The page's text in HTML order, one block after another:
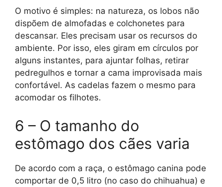
O motivo é simples: na natureza, os lobos não
dispõem de almofadas e colchonetes para
descansar. Eles precisam usar os recursos do
ambiente. Por isso, eles giram em círculos por
alguns instantes, para ajuntar folhas, retirar
pedregulhos e tornar a cama improvisada mais
confortável. As cadelas fazem o mesmo para
acomodar os filhotes.
6 – O tamanho do
estômago dos cães varia
De acordo com a raça, o estômago canina pode
comportar de 0,5 litro (no caso do chihuahua) e